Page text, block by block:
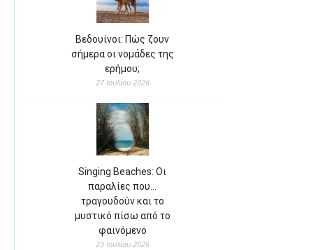
Βεδουίνοι: Πώς ζουν
σήμερα οι νομάδες της
ερήμου;
27 Ιουλίου 2026
Singing Beaches: Οι
παραλίες που…
τραγουδούν και το
μυστικό πίσω από το
φαινόμενο
23 Ιουλίου 2026